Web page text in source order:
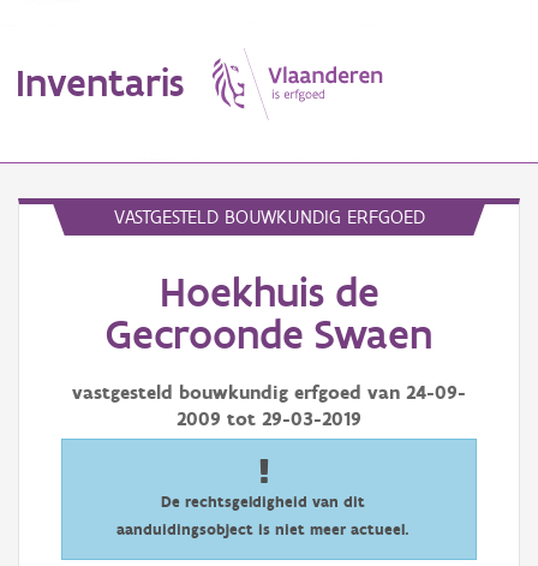
Inventaris
Aanduidingsobject
Waarneming
VASTGESTELD BOUWKUNDIG ERFGOED
Hoekhuis de
Gecroonde Swaen
vastgesteld bouwkundig erfgoed van 24-09-
2009 tot 29-03-2019
De rechtsgeldigheid van dit
aanduidingsobject is niet meer actueel.